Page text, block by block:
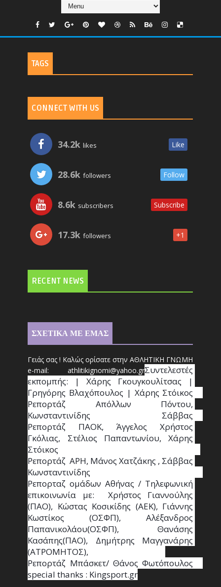
TAGS
CONNECT WITH US
34.2k likes Like
28.6k followers Follow
8.6k subscribers Subscribe
17.3k followers +1
RECENT NEWS
ΣΧΕΤΙΚΑ ΜΕ ΕΜΑΣ
Γειάς σας ! Καλώς ορίσατε στην ΑΘΛΗΤΙΚΗ ΓΝΩΜΗ
e-mail: athlitikignomi@yahoo.grΣυντελεστές
εκπομπής: | Χάρης Γκουγκουλίτσας |
Γρηγόρης Βλαχόπουλος | Χάρης Στόικος
Ρεπορτάζ Απόλλων Πόντου,
Κωνσταντινίδης   Σάββας
Ρεπορτάζ ΠΑΟΚ, Άγγελος Χρήστος
Γκόλιας, Στέλιος Παπαντωνίου, Χάρης
Στόικος
Ρεπορτάζ  ΑΡΗ, Μάνος Χατζάκης , Σάββας
Κωνσταντινίδης
Ρεπορταζ ομάδων Αθήνας / Τηλεφωνική
επικοινωνία με:  Χρήστος Γιαννούλης
(ΠΑΟ), Κώστας Κοσικίδης (ΑΕΚ), Γιάννης
Κωστίκος (ΟΣΦΠ), Αλέξανδρος
Παπανικολάου(ΟΣΦΠ), Θανάσης
Κασάπης(ΠΑΟ), Δημήτρης Μαγγανάρης
(ΑΤΡΟΜΗΤΟΣ),
Ρεπορτάζ Μπάσκετ/ Θάνος Φωτόπουλος
special thanks : Κingsport.gr